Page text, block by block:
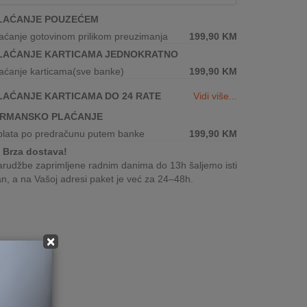
×
POUZEĆEM
gotovinom prilikom preuzimanja
199,90 KM
KARTICAMA JEDNOKRATNO
karticama(sve banke)
199,90 KM
KARTICAMA DO 24 RATE
Vidi više...
PLAĆANJE
po predračunu putem banke
199,90 KM
Brza dostava!
zaprimljene radnim danima do 13h šaljemo isti
a na Vašoj adresi paket je već za 24–48h.